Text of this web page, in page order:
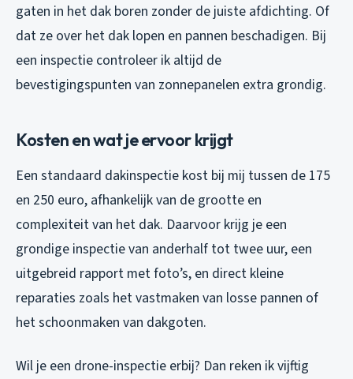
gaten in het dak boren zonder de juiste afdichting. Of
dat ze over het dak lopen en pannen beschadigen. Bij
een inspectie controleer ik altijd de
bevestigingspunten van zonnepanelen extra grondig.
Kosten en wat je ervoor krijgt
Een standaard dakinspectie kost bij mij tussen de 175
en 250 euro, afhankelijk van de grootte en
complexiteit van het dak. Daarvoor krijg je een
grondige inspectie van anderhalf tot twee uur, een
uitgebreid rapport met foto’s, en direct kleine
reparaties zoals het vastmaken van losse pannen of
het schoonmaken van dakgoten.
Wil je een drone-inspectie erbij? Dan reken ik vijftig